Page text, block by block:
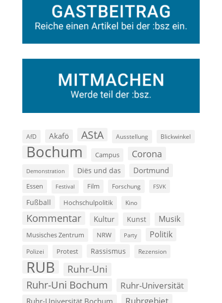
AfD Akafö AStA Ausstellung Blickwinkel
Bochum Campus Corona
Demonstration Diës und das Dortmund
Essen Festival Film Forschung FSVK
Fußball Hochschulpolitik Kino
Kommentar Kultur Kunst Musik
Musisches Zentrum NRW Party Politik
Polizei Protest Rassismus Rezension
RUB Ruhr-Uni
Ruhr-Uni Bochum Ruhr-Universität